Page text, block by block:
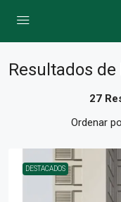
Resultados
27
Ordenar
DESTACADOS